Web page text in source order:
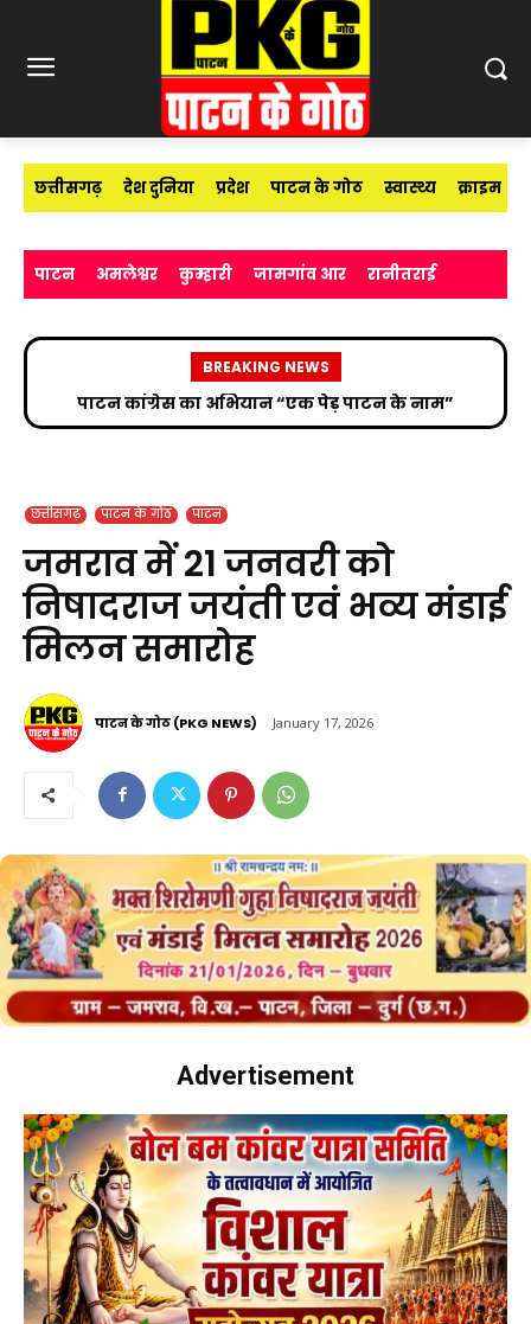
छत्तीसगढ़ देश दुनिया प्रदेश पाटन के गोठ स्वास्थ्य क्राइम
पाटन अमलेश्वर कुम्हारी जामगांव आर रानीतराई
BREAKING NEWS
पाटन कांग्रेस का अभियान “एक पेड़ पाटन के नाम”
छत्तीसगढ़ पाटन के गोठ पाटन
जमराव में 21 जनवरी को
निषादराज जयंती एवं भव्य मंडाई
मिलन समारोह
पाटन के गोठ (PKG NEWS) January 17, 2026
Advertisement